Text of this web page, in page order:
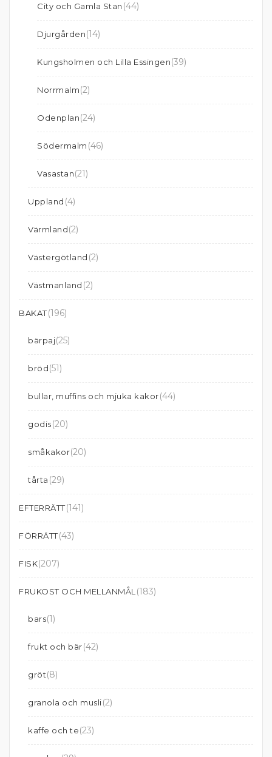
City och Gamla Stan (44)
Djurgården(14)
Kungsholmen och Lilla Essingen(39)
Norrmalm(2)
Odenplan(24)
Södermalm (46)
Vasastan(21)
Uppland (4)
Värmland(2)
Västergötland (2)
Västmanland (2)
BAKAT(196)
bärpaj(25)
bröd(51)
bullar, muffins och mjuka kakor(44)
godis(20)
småkakor(20)
tårta (29)
EFTERRÄTT(141)
FÖRRÄTT(43)
FISK(207)
FRUKOST OCH MELLANMÅL (183)
bars(1)
frukt och bär(42)
gröt(8)
granola och musli(2)
kaffe och te(23)